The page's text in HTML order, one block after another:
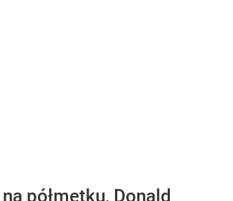
półmetku, Donald